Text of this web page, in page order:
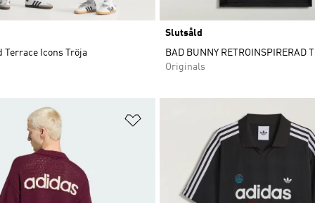
Terrace Icons Tröja
Slutsåld
BAD BUNNY RETROINSPIRERAD
Originals
Lägg till på önskelistan